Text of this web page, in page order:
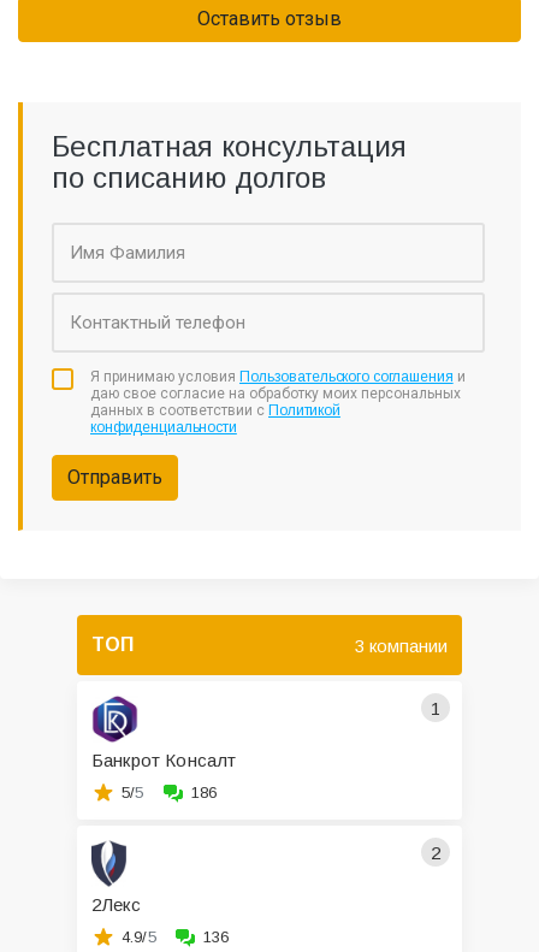
Оставить отзыв
Бесплатная консультация
по списанию долгов
Я принимаю условия Пользовательского соглашения и
даю свое согласие на обработку моих персональных
данных в соответствии с Политикой
конфиденциальности
Отправить
ТОП 3 компании
1
Банкрот Консалт
5/5 186
2
2Лекс
4.9/5 136